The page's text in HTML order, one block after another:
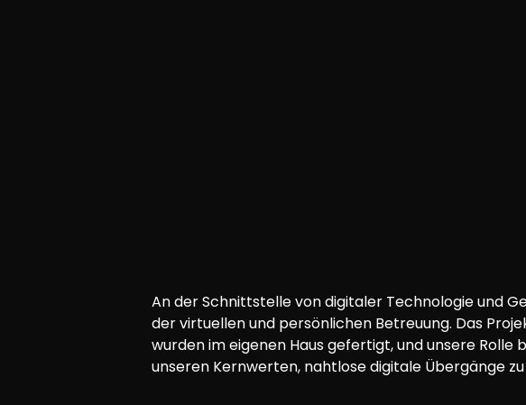
An der Schnittstelle von digitaler Technologie und
der virtuellen und persönlichen Betreuung. Das
wurden im eigenen Haus gefertigt, und unsere
unseren Kernwerten, nahtlose digitale Übergänge